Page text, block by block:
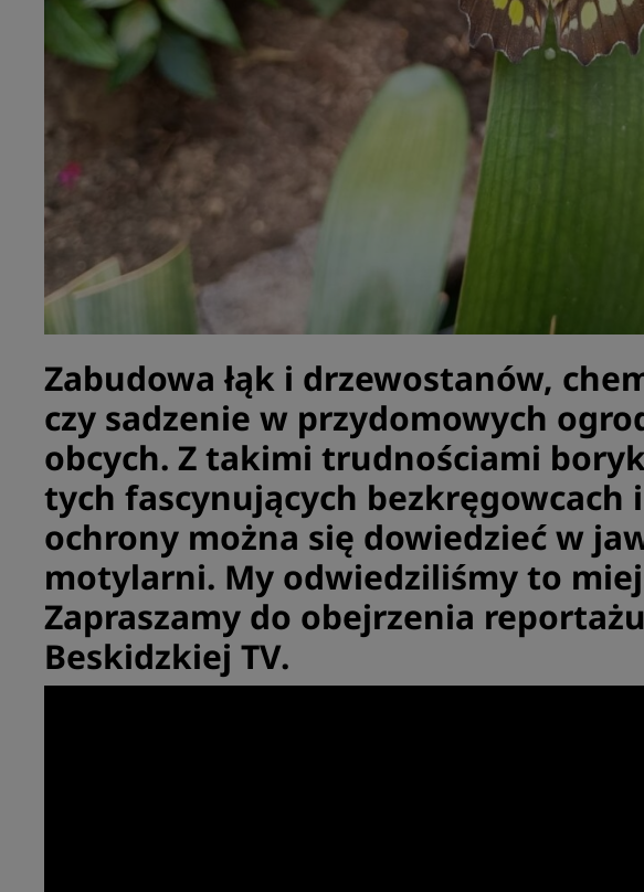
Zabudowa łąk i drzewostanów,
czy sadzenie w przydomowych
obcych. Z takimi trudnościami
tych fascynujących bezkręgowcach
ochrony można się dowiedzieć w
motylarni. My odwiedziliśmy to
Zapraszamy do obejrzenia
Beskidzkiej TV.